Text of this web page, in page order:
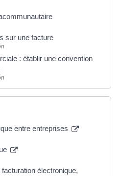
sur une facture
: établir une convention
entre entreprises
électronique,